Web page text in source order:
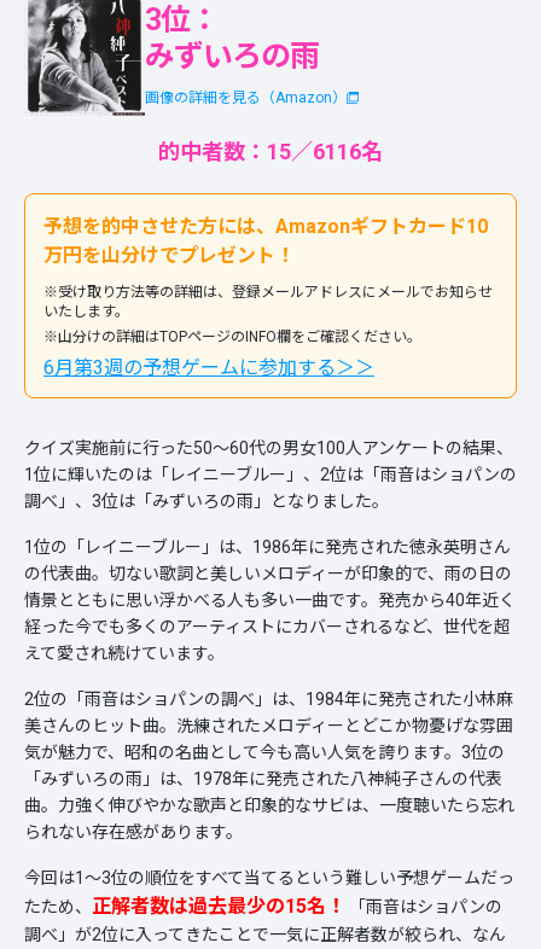
3位：
みずいろの雨
画像の詳細を見る（Amazon）
的中者数：15／6116名
予想を的中させた方には、Amazonギフトカード10
万円を山分けでプレゼント！
※受け取り方法等の詳細は、登録メールアドレスにメールでお知らせ
いたします。
※山分けの詳細はTOPページのINFO欄をご確認ください。
6月第3週の予想ゲームに参加する＞＞
クイズ実施前に行った50～60代の男女100人アンケートの結果、
1位に輝いたのは「レイニーブルー」、2位は「雨音はショパンの
調べ」、3位は「みずいろの雨」となりました。
1位の「レイニーブルー」は、1986年に発売された徳永英明さん
の代表曲。切ない歌詞と美しいメロディーが印象的で、雨の日の
情景とともに思い浮かべる人も多い一曲です。発売から40年近く
経った今でも多くのアーティストにカバーされるなど、世代を超
えて愛され続けています。
2位の「雨音はショパンの調べ」は、1984年に発売された小林麻
美さんのヒット曲。洗練されたメロディーとどこか物憂げな雰囲
気が魅力で、昭和の名曲として今も高い人気を誇ります。3位の
「みずいろの雨」は、1978年に発売された八神純子さんの代表
曲。力強く伸びやかな歌声と印象的なサビは、一度聴いたら忘れ
られない存在感があります。
今回は1～3位の順位をすべて当てるという難しい予想ゲームだっ
たため、 正解者数は過去最少の15名！
「雨音はショパンの
調べ」が2位に入ってきたことで一気に正解者数が絞られ、なん